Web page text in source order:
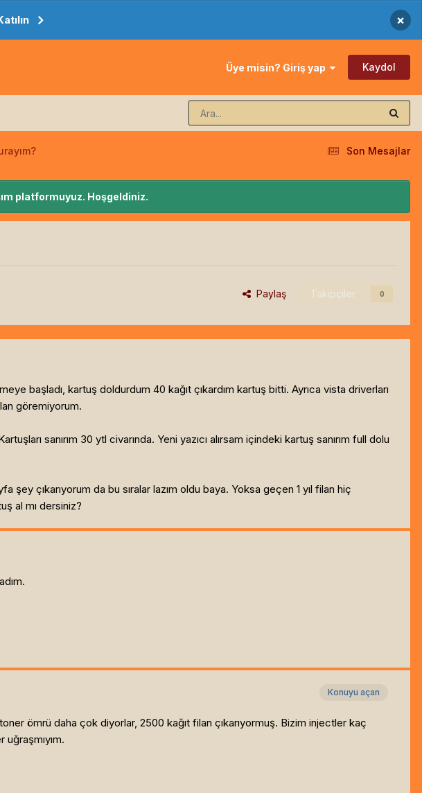
×
Üye misin? Giriş yap Kaydol
Son Mesajlar
platformuyuz. Hoşgeldiniz.
Paylaş Takipçiler 0
başladı, kartuş doldurdum 40 kağıt çıkardım kartuş bitti. Ayrıca vista driverları
göremiyorum.
sanırım 30 ytl civarında. Yeni yazıcı alırsam içindeki kartuş sanırım full dolu
çıkarıyorum da bu sıralar lazım oldu baya. Yoksa geçen 1 yıl filan hiç
al mı dersiniz?
Konuyu açan
ömrü daha çok diyorlar, 2500 kağıt filan çıkarıyormuş. Bizim injectler kaç
uğraşmıyım.